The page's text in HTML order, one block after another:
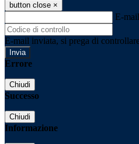
button close ×
E-mail
E-mail inviata, si prega di
Errore
Chiudi
Successo
Chiudi
Informazione